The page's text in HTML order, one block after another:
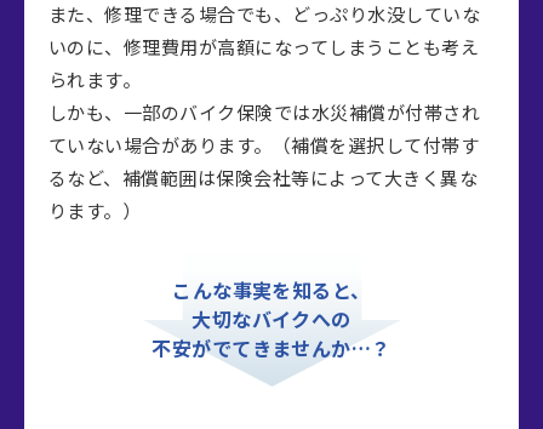
また、修理できる場合でも、どっぷり水没していな
いのに、修理費用が高額になってしまうことも考え
られます。
しかも、一部のバイク保険では水災補償が付帯され
ていない場合があります。（補償を選択して付帯す
るなど、補償範囲は保険会社等によって大きく異な
ります。）
こんな事実を知ると、
大切なバイクへの
不安がでてきませんか…？